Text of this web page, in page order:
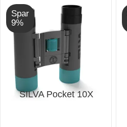
Spar
9%
SILVA Pocket 10X